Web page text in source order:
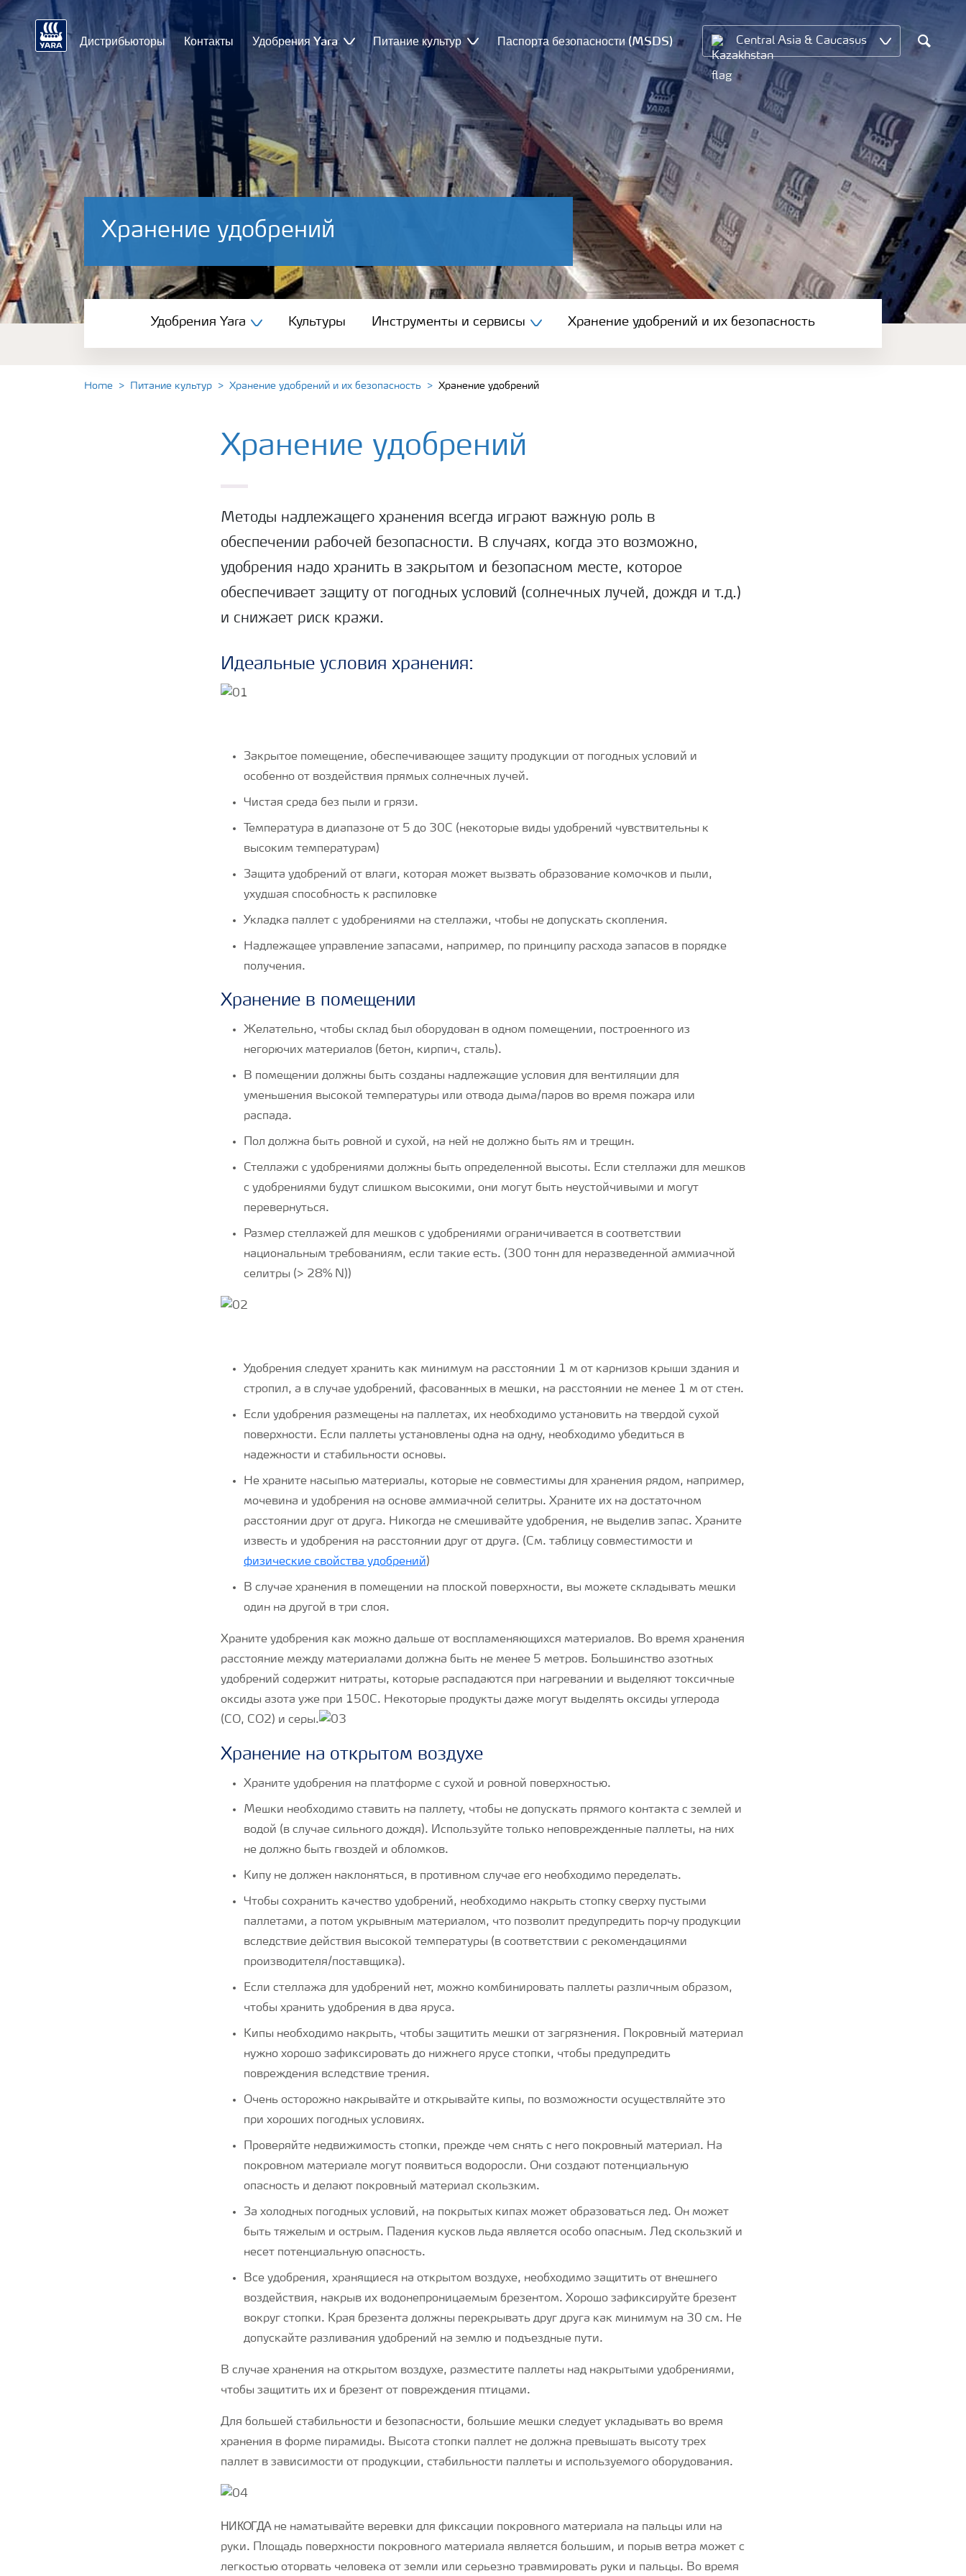
Дистрибьюторы Контакты Удобрения Yara Питание культур Паспорта безопасности (MSDS) Central Asia & Caucasus
Search
Хранение удобрений
Удобрения Yara
Инструменты и сервисы
Удобрения Yara Культуры Инструменты и сервисы Хранение удобрений и их безопасность
Home Питание культур Хранение удобрений и их безопасность Хранение удобрений
Хранение удобрений
Методы надлежащего хранения всегда играют важную роль в
обеспечении рабочей безопасности. В случаях, когда это возможно,
удобрения надо хранить в закрытом и безопасном месте, которое
обеспечивает защиту от погодных условий (солнечных лучей, дождя и т.д.)
и снижает риск кражи.
Идеальные условия хранения:
Закрытое помещение, обеспечивающее защиту продукции от погодных условий и
особенно от воздействия прямых солнечных лучей.
Чистая среда без пыли и грязи.
Температура в диапазоне от 5 до 30C (некоторые виды удобрений чувствительны к
высоким температурам)
Защита удобрений от влаги, которая может вызвать образование комочков и пыли,
ухудшая способность к распиловке
Укладка паллет с удобрениями на стеллажи, чтобы не допускать скопления.
Надлежащее управление запасами, например, по принципу расхода запасов в порядке
получения.
Хранение в помещении
Желательно, чтобы склад был оборудован в одном помещении, построенного из
негорючих материалов (бетон, кирпич, сталь).
В помещении должны быть созданы надлежащие условия для вентиляции для
уменьшения высокой температуры или отвода дыма/паров во время пожара или
распада.
Пол должна быть ровной и сухой, на ней не должно быть ям и трещин.
Стеллажи с удобрениями должны быть определенной высоты. Если стеллажи для мешков
с удобрениями будут слишком высокими, они могут быть неустойчивыми и могут
перевернуться.
Размер стеллажей для мешков с удобрениями ограничивается в соответствии
национальным требованиям, если такие есть. (300 тонн для неразведенной аммиачной
селитры (> 28% N))
Удобрения следует хранить как минимум на расстоянии 1 м от карнизов крыши здания и
стропил, а в случае удобрений, фасованных в мешки, на расстоянии не менее 1 м от стен.
Если удобрения размещены на паллетах, их необходимо установить на твердой сухой
поверхности. Если паллеты установлены одна на одну, необходимо убедиться в
надежности и стабильности основы.
Не храните насыпью материалы, которые не совместимы для хранения рядом, например,
мочевина и удобрения на основе аммиачной селитры. Храните их на достаточном
расстоянии друг от друга. Никогда не смешивайте удобрения, не выделив запас. Храните
известь и удобрения на расстоянии друг от друга. (См. таблицу совместимости и
физические свойства удобрений)
В случае хранения в помещении на плоской поверхности, вы можете складывать мешки
один на другой в три слоя.
Храните удобрения как можно дальше от воспламеняющихся материалов. Во время хранения
расстояние между материалами должна быть не менее 5 метров. Большинство азотных
удобрений содержит нитраты, которые распадаются при нагревании и выделяют токсичные
оксиды азота уже при 150C. Некоторые продукты даже могут выделять оксиды углерода
(CO, CO2) и серы.
Хранение на открытом воздухе
Храните удобрения на платформе с сухой и ровной поверхностью.
Мешки необходимо ставить на паллету, чтобы не допускать прямого контакта с землей и
водой (в случае сильного дождя). Используйте только неповрежденные паллеты, на них
не должно быть гвоздей и обломков.
Кипу не должен наклоняться, в противном случае его необходимо переделать.
Чтобы сохранить качество удобрений, необходимо накрыть стопку сверху пустыми
паллетами, а потом укрывным материалом, что позволит предупредить порчу продукции
вследствие действия высокой температуры (в соответствии с рекомендациями
производителя/поставщика).
Если стеллажа для удобрений нет, можно комбинировать паллеты различным образом,
чтобы хранить удобрения в два яруса.
Кипы необходимо накрыть, чтобы защитить мешки от загрязнения. Покровный материал
нужно хорошо зафиксировать до нижнего ярусе стопки, чтобы предупредить
повреждения вследствие трения.
Очень осторожно накрывайте и открывайте кипы, по возможности осуществляйте это
при хороших погодных условиях.
Проверяйте недвижимость стопки, прежде чем снять с него покровный материал. На
покровном материале могут появиться водоросли. Они создают потенциальную
опасность и делают покровный материал скользким.
За холодных погодных условий, на покрытых кипах может образоваться лед. Он может
быть тяжелым и острым. Падения кусков льда является особо опасным. Лед скользкий и
несет потенциальную опасность.
Все удобрения, хранящиеся на открытом воздухе, необходимо защитить от внешнего
воздействия, накрыв их водонепроницаемым брезентом. Хорошо зафиксируйте брезент
вокруг стопки. Края брезента должны перекрывать друг друга как минимум на 30 см. Не
допускайте разливания удобрений на землю и подъездные пути.
В случае хранения на открытом воздухе, разместите паллеты над накрытыми удобрениями,
чтобы защитить их и брезент от повреждения птицами.
Для большей стабильности и безопасности, большие мешки следует укладывать во время
хранения в форме пирамиды. Высота стопки паллет не должна превышать высоту трех
паллет в зависимости от продукции, стабильности паллеты и используемого оборудования.
НИКОГДАне наматывайте веревки для фиксации покровного материала на пальцы или на
руки. Площадь поверхности покровного материала является большим, и порыв ветра может с
легкостью оторвать человека от земли или серьезно травмировать руки и пальцы. Во время